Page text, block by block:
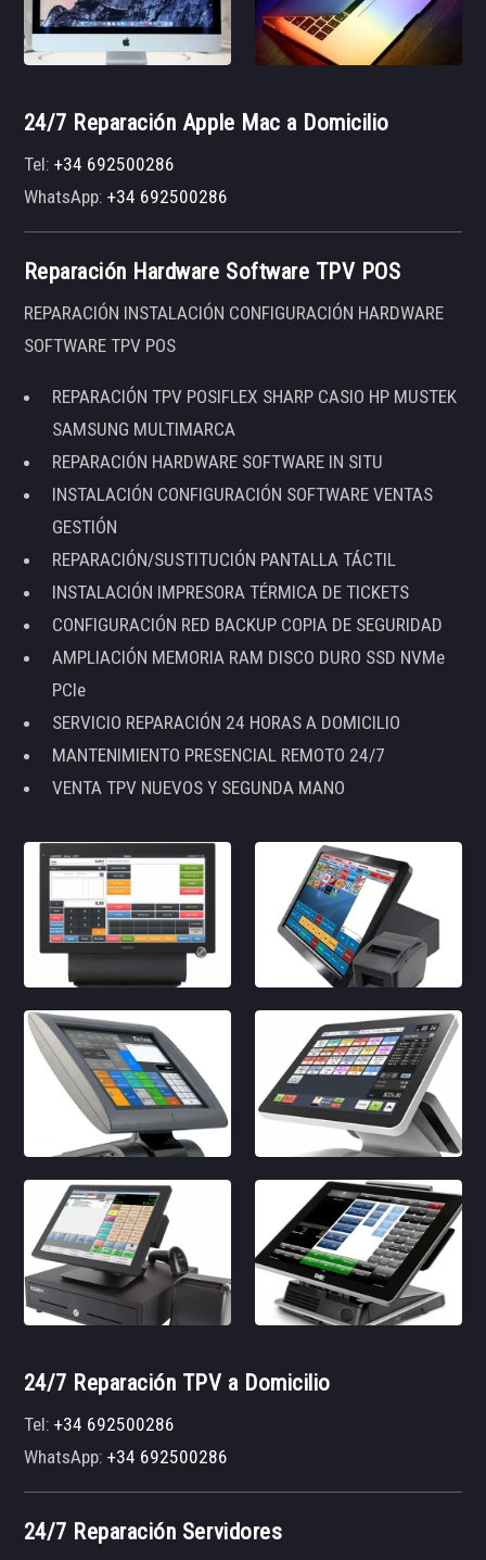
24/7 Reparación Apple Mac a Domicilio
Tel:+34 692500286
WhatsApp:+34 692500286
Reparación Hardware Software TPV POS
REPARACIÓN INSTALACIÓN CONFIGURACIÓN HARDWARE
SOFTWARE TPV POS
REPARACIÓN TPV POSIFLEX SHARP CASIO HP MUSTEK
SAMSUNG MULTIMARCA
REPARACIÓN HARDWARE SOFTWARE IN SITU
INSTALACIÓN CONFIGURACIÓN SOFTWARE VENTAS
GESTIÓN
REPARACIÓN/SUSTITUCIÓN PANTALLA TÁCTIL
INSTALACIÓN IMPRESORA TÉRMICA DE TICKETS
CONFIGURACIÓN RED BACKUP COPIA DE SEGURIDAD
AMPLIACIÓN MEMORIA RAM DISCO DURO SSD NVMe
PCIe
SERVICIO REPARACIÓN 24 HORAS A DOMICILIO
MANTENIMIENTO PRESENCIAL REMOTO 24/7
VENTA TPV NUEVOS Y SEGUNDA MANO
24/7 Reparación TPV a Domicilio
Tel:+34 692500286
WhatsApp:+34 692500286
24/7 Reparación Servidores